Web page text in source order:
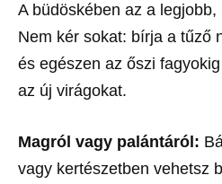
A büdöskében az a
Nem kér sokat: bírja a tűző
és egészen az őszi
az új virágokat.
Magról vagy palántáról:
vagy kertészetben vehetsz